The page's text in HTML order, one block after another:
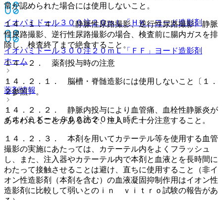
イオパミドール３００注２０ｍＬ「ＨＫ」ヨード造影剤
イオパミドール３００注２０ｍＬ「ＦＦ」
ヨード造影剤
ホーム
薬剤情報
イオパミドール３００注２０ｍＬ「Ｆ」
常が認められた場合には使用しないこと。
１４．１．４． 〈静脈性尿路撮影、逆行性尿路撮影〉静脈
性尿路撮影、逆行性尿路撮影の場合、検査前に腸内ガスを排
除し、検査終了まで絶食すること。
１４．２． 薬剤投与時の注意
１４．２．１． 脳槽・脊髄造影には使用しないこと〔１．
２参照〕。
１４．２．２． 静脈内投与により血管痛、血栓性静脈炎が
あらわれることがあるので、注入時に十分注意すること。
１４．２．３． 本剤を用いてカテーテル等を使用する血管
撮影の実施にあたっては、カテーテル内をよくフラッシュ
し、また、注入器やカテーテル内で本剤と血液とを長時間に
わたって接触させることは避け、直ちに使用すること（非イ
オン性造影剤（本剤を含む）の血液凝固抑制作用はイオン性
造影剤に比較して弱いとのｉｎ ｖｉｔｒｏ試験の報告があ